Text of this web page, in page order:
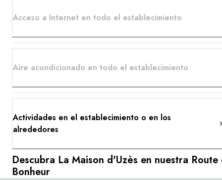
Acceso a Internet en todo el establecimiento
Aire acondicionado en todo el establecimiento
Actividades en el establecimiento o en los
alrededores
Descubra La Maison d'Uzès en nuestra Route
Bonheur